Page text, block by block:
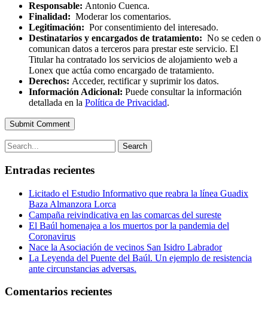
Responsable: Antonio Cuenca.
Finalidad: Moderar los comentarios.
Legitimación: Por consentimiento del interesado.
Destinatarios y encargados de tratamiento: No se ceden o
comunican datos a terceros para prestar este servicio. El
Titular ha contratado los servicios de alojamiento web a
Lonex que actúa como encargado de tratamiento.
Derechos: Acceder, rectificar y suprimir los datos.
Información Adicional: Puede consultar la información
detallada en la Política de Privacidad.
Submit Comment
Search
Entradas recientes
Licitado el Estudio Informativo que reabra la línea Guadix
Baza Almanzora Lorca
Campaña reivindicativa en las comarcas del sureste
El Baúl homenajea a los muertos por la pandemia del
Coronavirus
Nace la Asociación de vecinos San Isidro Labrador
La Leyenda del Puente del Baúl. Un ejemplo de resistencia
ante circunstancias adversas.
Comentarios recientes